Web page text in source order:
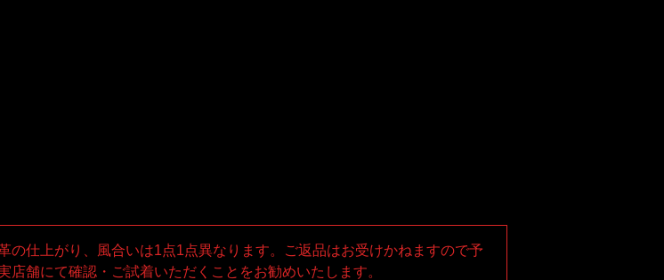
の仕上がり、風合いは1点1点異なります。ご返品はお受けかねますので予
舗にて確認・ご試着いただくことをお勧めいたします。